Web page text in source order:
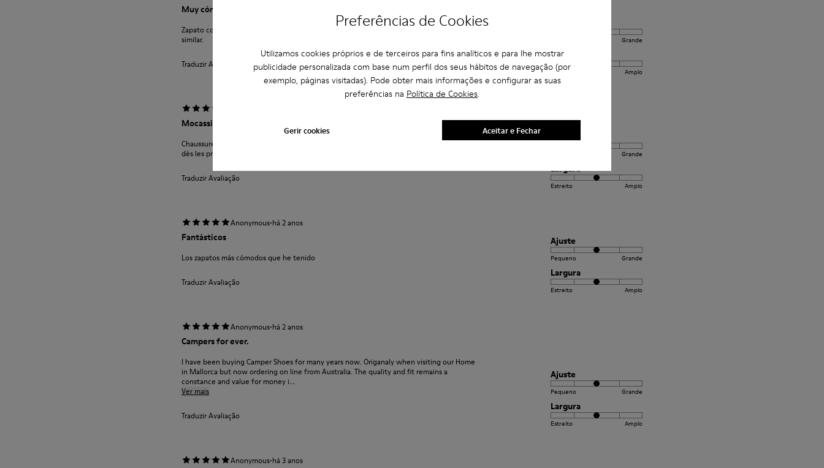
Preferências de Cookies
Utilizamos cookies próprios e de terceiros para fins analíticos e para lhe mostrar
publicidade personalizada com base num perfil dos seus hábitos de navegação (por
exemplo, páginas visitadas). Pode obter mais informações e configurar as suas
preferências na Política de Cookies.
Gerir cookies Aceitar e Fechar
Muy cómodos
Zapato comodísimo este es el tercer par que compro de este modelo o de uno muy
similar.
Traduzir Avaliação
Grande
Largura
Estreito Amplo
Mocassins Mauro
Chaussure très confortable et très esthétique. Le design est parfait et on s'y sent bien
dès les premiers pas.
Traduzir Avaliação
Grande
Largura
Estreito Amplo
Anonymous·há 2 anos
Fantásticos
Los zapatos más cómodos que he tenido
Traduzir Avaliação
Ajuste
Pequeno Grande
Largura
Estreito Amplo
Anonymous·há 2 anos
Campers for ever.
I have been buying Camper Shoes for many years now. Origanaly when visiting our Home
in Mallorca but now ordering on line from Australia. The quality and fit remains a
constance and value for money i...
Ver mais
Traduzir Avaliação
Ajuste
Pequeno Grande
Largura
Estreito Amplo
Anonymous·há 3 anos